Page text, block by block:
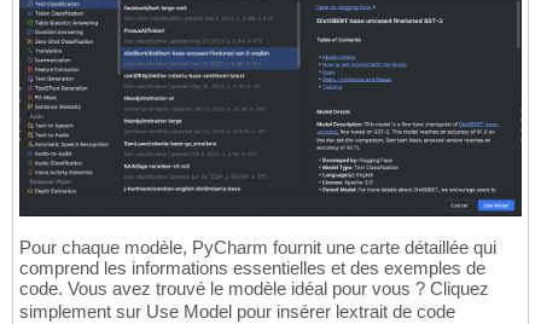
Pour chaque modèle, PyCharm fournit une carte détaillée qui
comprend les informations essentielles et des exemples de
code. Vous avez trouvé le modèle idéal pour vous ? Cliquez
simplement sur Use Model pour insérer lextrait de code